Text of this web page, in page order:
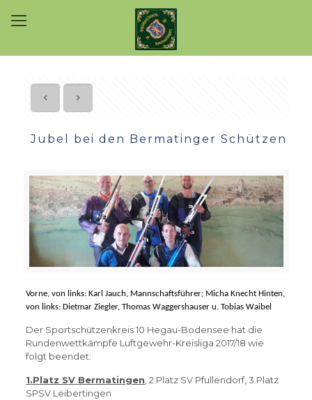
Jubel bei den Bermatinger Schützen
Vorne, von links: Karl Jauch, Mannschaftsführer; Micha KnechtHinten,
von links: Dietmar Ziegler, Thomas Waggershauser u. Tobias Waibel
Der Sportschützenkreis 10 Hegau-Bodensee hat die
Rundenwettkämpfe Luftgewehr-Kreisliga 2017/18 wie
folgt beendet:
1.Platz SV Bermatingen , 2.Platz SV Pfullendorf, 3.Platz
SPSV Leibertingen